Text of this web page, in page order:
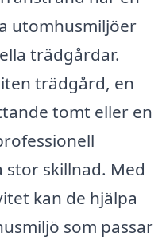
utomhusmiljöer
trädgårdar.
trädgård, en
tomt eller en
skillnad. Med
kan de hjälpa
som passar